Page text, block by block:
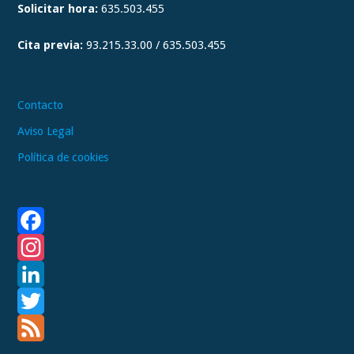
r
m
Solicitar hora: 635.503.455
Cita previa: 93.215.33.00 / 635.503.455
Contacto
Aviso Legal
Política de cookies
F
a
c
e
n
s
L
T